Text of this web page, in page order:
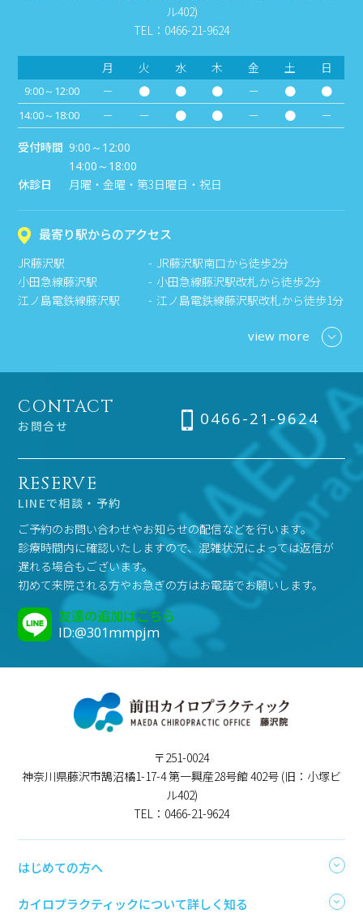
ル402)
TEL：0466-21-9624
月 火 水 木 金 土 日
9:00～12:00 － ● ● ● － ● ●
14:00～18:00 － － ● ● － ●
－
受付時間 9:00～12:00
14:00～18:00
休診日 月曜・金曜・第3日曜日・祝日
最寄り駅からのアクセス
JR藤沢駅
JR藤沢駅南口から徒歩2分
小田急線藤沢駅
小田急線藤沢駅改札から徒歩2分
江ノ島電鉄線藤沢駅
江ノ島電鉄線藤沢駅改札から徒歩1分
view more
CONTACT
お問合せ 0466-21-9624
RESERVE
LINEで相談・予約
ご予約のお問い合わせやお知らせの配信などを行います。
診療時間内に確認いたしますので、混雑状況によっては返信が
遅れる場合もございます。
初めて来院される方やお急ぎの方はお電話でお願いします。
友達の追加はこちら
ID:@301mmpjm
〒251-0024
神奈川県藤沢市鵠沼橘1-17-4 第一興産28号館 402号 (旧：小塚ビ
ル402)
TEL：0466-21-9624
はじめての方へ
カイロプラクティックについて詳しく知る